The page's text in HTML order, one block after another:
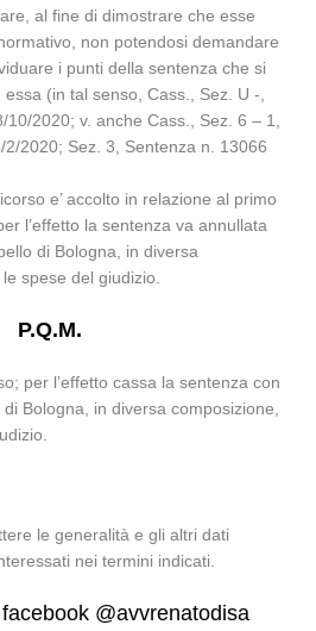
al fine di dimostrare che esse
non potendosi demandare
i punti della sentenza che si
(in tal senso, Cass., Sez. U -,
2020; v. anche Cass., Sez. 6 – 1,
2020; Sez. 3, Sentenza n. 13066
e’ accolto in relazione al primo
l’effetto la sentenza va annullata
di Bologna, in diversa
spese del giudizio.
P.Q.M.
per l’effetto cassa la sentenza con
Bologna, in diversa composizione,
le generalità e gli altri dati
nei termini indicati.
@avvrenatodisa